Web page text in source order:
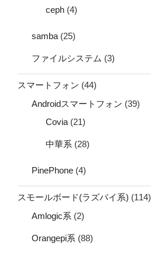
ceph (4)
samba (25)
ファイルシステム (3)
スマートフォン (44)
Androidスマートフォン (39)
Covia (21)
中華系 (28)
PinePhone (4)
スモールボード(ラズパイ系) (114)
Amlogic系 (2)
Orangepi系 (88)